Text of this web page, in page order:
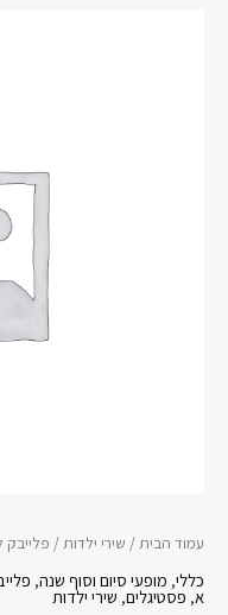
עמוד הבית/ שירי ילדות/ פלייבק
כללי, מופעי סיום וסוף שנה,
א, פסטיגלים, שירי ילדות